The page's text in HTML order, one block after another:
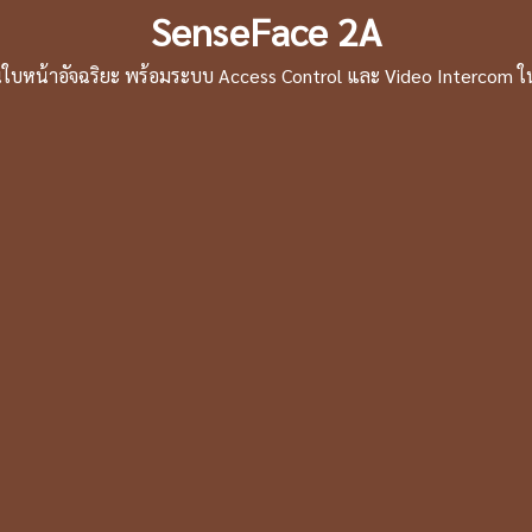
SenseFace 2A
บหน้าอัจฉริยะ พร้อมระบบ Access Control และ Video Intercom ใ